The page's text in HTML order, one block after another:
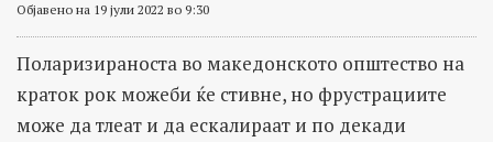
Објавено на 19 јули 2022 во 9:30
Поларизираноста во македонското општество на
краток рок можеби ќе стивне, но фрустрациите
може да тлеат и да ескалираат и по декади